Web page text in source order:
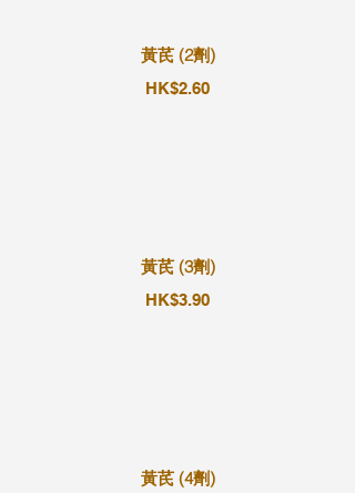
黃芪 (2劑)
HK$2.60
黃芪 (3劑)
HK$3.90
黃芪 (4劑)